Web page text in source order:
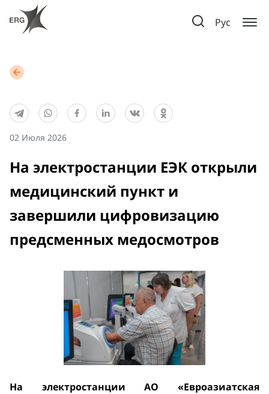
Рус
02 Июля 2026
На электростанции ЕЭК открыли
медицинский пункт и
завершили цифровизацию
предсменных медосмотров
На электростанции АО «Евроазиатская